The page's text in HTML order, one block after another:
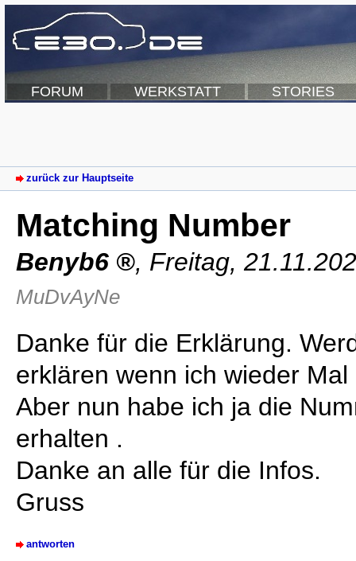
FORUM WERKSTATT STORIES
zurück zur Hauptseite
Matching Number
Benyb6 , Freitag,
MuDvAyNe
Danke für die Erklärung.
erklären wenn ich wieder
Aber nun habe ich ja die
erhalten .
Danke an alle für die Infos.
Gruss
antworten